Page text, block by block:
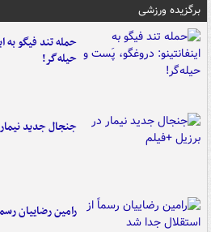
برگزیده ورزشی
حمله تند فیگو به
حیله‌گر!
جنجال جدید
رامین رضاییان